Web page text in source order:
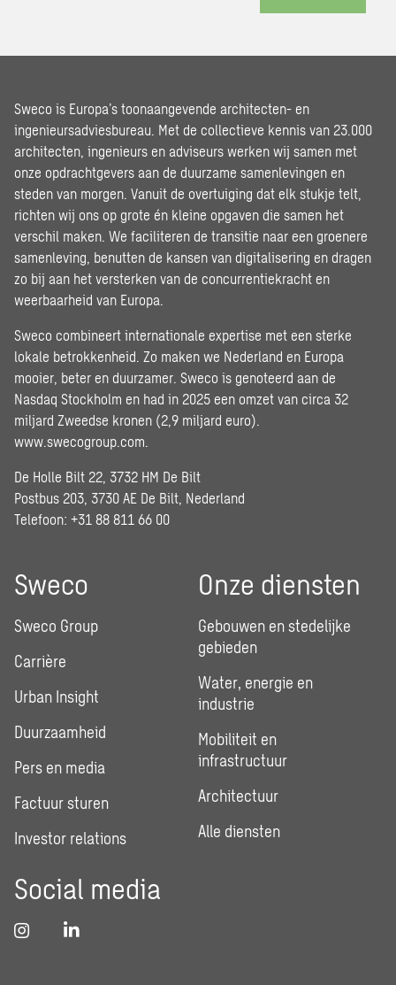
Sweco is Europa’s toonaangevende architecten- en
ingenieursadviesbureau. Met de collectieve kennis van 23.000
architecten, ingenieurs en adviseurs werken wij samen met
onze opdrachtgevers aan de duurzame samenlevingen en
steden van morgen. Vanuit de overtuiging dat elk stukje telt,
richten wij ons op grote én kleine opgaven die samen het
verschil maken. We faciliteren de transitie naar een groenere
samenleving, benutten de kansen van digitalisering en dragen
zo bij aan het versterken van de concurrentiekracht en
weerbaarheid van Europa.
Sweco combineert internationale expertise met een sterke
lokale betrokkenheid. Zo maken we Nederland en Europa
mooier, beter en duurzamer. Sweco is genoteerd aan de
Nasdaq Stockholm en had in 2025 een omzet van circa 32
miljard Zweedse kronen (2,9 miljard euro).
www.swecogroup.com
De Holle Bilt 22, 3732 HM De Bilt
Postbus 203, 3730 AE De Bilt, Nederland
Telefoon: +31 88 811 66 00
Sweco
Sweco Group
Carrière
Urban Insight
Duurzaamheid
Pers en media
Factuur sturen
Investor relations
Onze diensten
Gebouwen en stedelijke
gebieden
Water, energie en
industrie
Mobiliteit en
infrastructuur
Architectuur
Alle diensten
Social media